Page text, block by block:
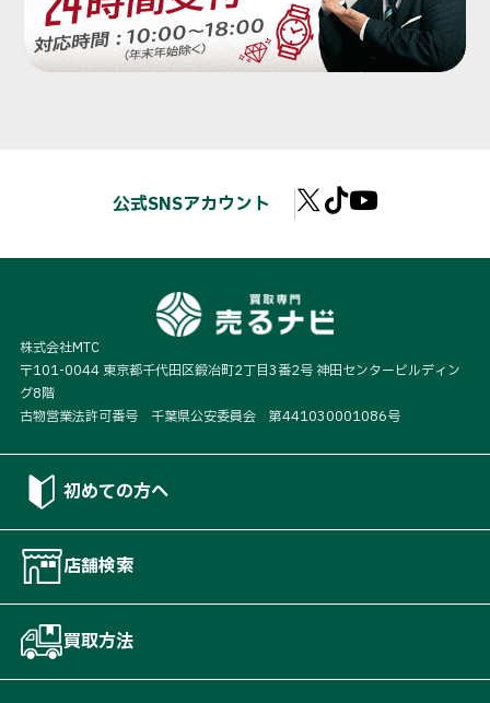
公式SNSアカウント
株式会社MTC
〒101-0044 東京都千代田区鍛冶町2丁目3番2号 神田センタービルディン
グ8階
古物営業法許可番号 千葉県公安委員会 第441030001086号
初めての方へ
店舗検索
買取方法